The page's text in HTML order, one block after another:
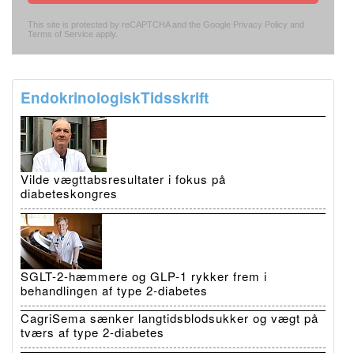
This site is protected by reCAPTCHA and the Google Privacy Policy and
Terms of Service apply.
EndokrinologiskTidsskrift
Vilde vægttabsresultater i fokus på
diabeteskongres
SGLT-2-hæmmere og GLP-1 rykker frem i
behandlingen af type 2-diabetes
CagriSema sænker langtidsblodsukker og vægt på
tværs af type 2-diabetes